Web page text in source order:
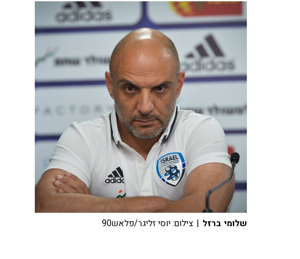
שלומי ברזל | צילום: יוסי זליגר/פלאש90